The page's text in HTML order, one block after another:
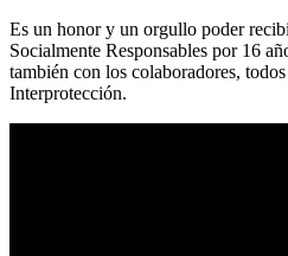
Es un honor y un orgullo poder
Socialmente Responsables por 16
también con los colaboradores,
Interprotección.